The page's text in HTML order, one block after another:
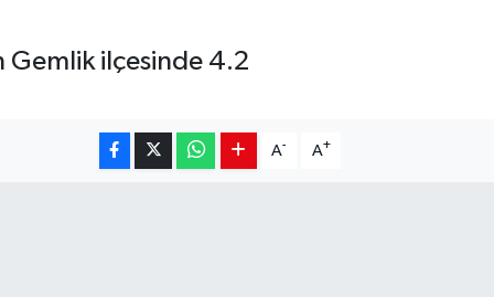
Gemlik ilçesinde 4.2
A- A+